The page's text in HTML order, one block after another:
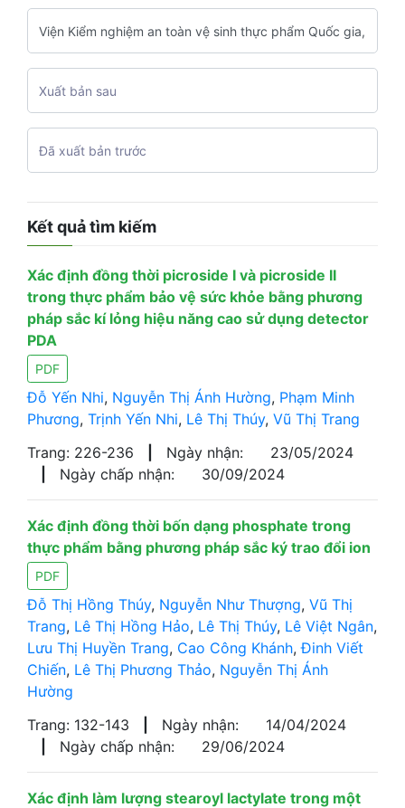
Kết quả tìm kiếm
Xác định đồng thời picroside I và picroside II
trong thực phẩm bảo vệ sức khỏe bằng phương
pháp sắc kí lỏng hiệu năng cao sử dụng detector
PDA
PDF
Đỗ Yến Nhi, Nguyễn Thị Ánh Hường, Phạm Minh
Phương, Trịnh Yến Nhi, Lê Thị Thúy, Vũ Thị Trang
Trang: 226-236
Ngày nhận:
23/05/2024
Ngày chấp nhận: 30/09/2024
Xác định đồng thời bốn dạng phosphate trong
thực phẩm bằng phương pháp sắc ký trao đổi ion
PDF
Đỗ Thị Hồng Thúy, Nguyễn Như Thượng, Vũ Thị
Trang, Lê Thị Hồng Hảo, Lê Thị Thúy, Lê Việt Ngân,
Lưu Thị Huyền Trang, Cao Công Khánh,Đinh Viết
Chiến, Lê Thị Phương Thảo, Nguyễn Thị Ánh
Hường
Trang: 132-143
Ngày nhận:
14/04/2024
Ngày chấp nhận: 29/06/2024
Xác định làm lượng stearoyl lactylate trong một